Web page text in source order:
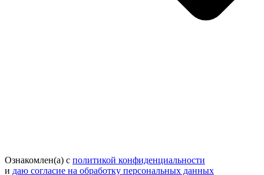
Ознакомлен(а) с политикой конфиденциальности
и даю согласие на обработку персональных данных